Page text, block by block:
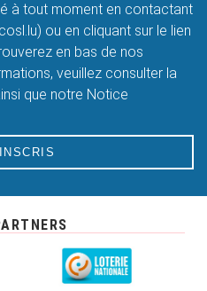
à tout moment en contactant
ou en cliquant sur le lien
en bas de nos
veuillez consulter la
que notre Notice